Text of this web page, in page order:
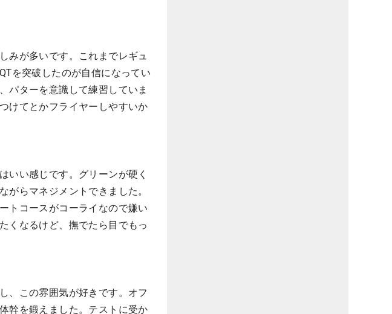
みが多いです。これまでレギュ
を突破したのが自信になってい
パターを意識して練習していま
けてとかフライヤーしやすいか
いい感じです。グリーンが硬く
がらマネジメントできました。
トコースがコーライなので嫌い
くなるけど、撫でたら目でもっ
、この雰囲気が好きです。オフ
幹を鍛えました。テストに受か